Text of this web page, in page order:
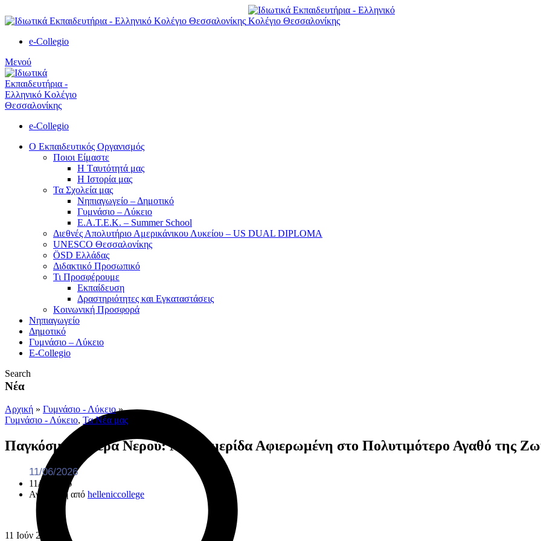
e-Collegio
Μενού
e-Collegio
Ο Εκπαιδευτικός Οργανισμός
Ποιοι Είμαστε
Η Tαυτότητά μας
Η Ιστορία μας
Τα Σχολεία μας
Νηπιαγωγείο – Δημοτικό
Γυμνάσιο – Λύκειο
Ε.Α.Τ.Ε.Κ. – Summer School
Διεθνές Απολυτήριο Αμερικάνικου Λυκείου – US DUAL DIPLOMA
UNESCO Θεσσαλονίκης
ÖSD Ελλάδας
Διδακτικό Προσωπικό
Τι Προσφέρουμε
Eκπαίδευση
Δραστηριότητες και Εγκαταστάσεις
Κοινωνική Προσφορά
Νηπιαγωγείο
Δημοτικό
Γυμνάσιο – Λύκειο
E-Collegio
Search
Νέα
Αρχική » Γυμνάσιο - Λύκειο»
Γυμνάσιο - Λύκειο, Τα Νέα μας
Παγκόσμια Ημέρα Νερού: Μια Ημερίδα Αφιερωμένη στο Πολυτιμότερο Αγαθό της
11/06/2026
11/06/2026
Ανάρτηση από helleniccollege
11 Ιούν 2026